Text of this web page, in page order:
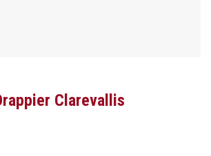
Clarevallis